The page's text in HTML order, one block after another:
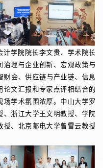
学院院长李文贵、学术院长
治理与企业创新、宏观政策与
财会、供应链与产业链、信息
论文汇报和专家点评相结合的
场学术氛围浓厚。中山大学罗
、浙江大学王文明教授、学院
授、北京邮电大学曾雪云教授